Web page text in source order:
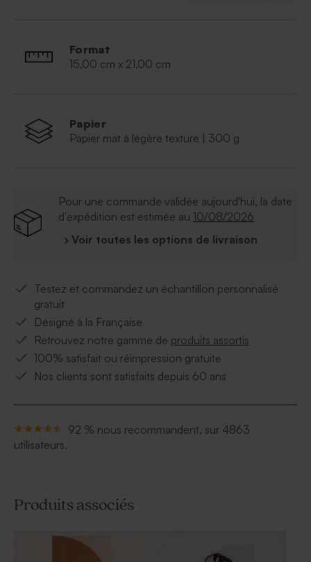
Format
15,00 cm x 21,00 cm
Papier
Papier mat à légère texture | 300 g
Pour une commande validée aujourd'hui, la date
d'expédition est estimée au 10/08/2026
› Voir toutes les options de livraison
Testez et commandez un échantillon personnalisé
gratuit
Désigné à la Française
Retrouvez notre gamme de produits assortis
100% satisfait ou réimpression gratuite
Nos clients sont satisfaits depuis 60 ans
92 % nous recommandent, sur 4863
utilisateurs.
Produits associés